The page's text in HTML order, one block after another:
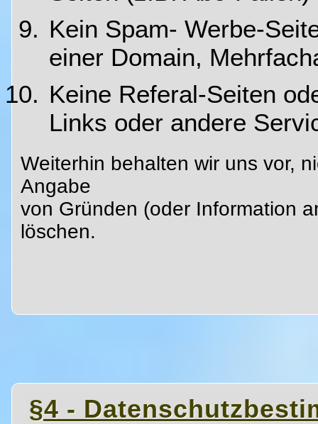
Kein Spam- Werbe-
einer Domain,
Keine Referal-Seiten
Links oder andere
Weiterhin behalten wir uns vor,
Angabe
von Gründen (oder Information
löschen.
§4 -